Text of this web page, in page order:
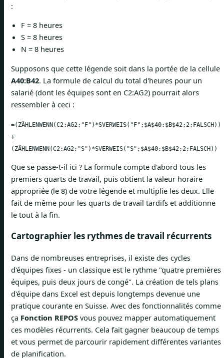
:
F = 8 heures
S = 8 heures
N = 8 heures
Supposons que cette légende soit dans la portée de la cellule
A40:B42. La formule de calcul du total d'heures pour un
salarié (dont les équipes sont en C2:AG2) pourrait alors
ressembler à ceci :
=(ZÄHLENWENN(C2:AG2;"F")*SVERWEIS("F";$A$40:$B$42;2;FALSCH))
+
(ZÄHLENWENN(C2:AG2;"S")*SVERWEIS("S";$A$40:$B$42;2;FALSCH))
Que se passe-t-il ici ? La formule compte d'abord tous les
premiers quarts de travail, puis obtient la valeur horaire
appropriée (le 8) de votre légende et multiplie les deux. Elle
fait de même pour les quarts de travail tardifs et additionne
le tout à la fin.
Cartographier les rythmes de travail récurrents
Dans de nombreuses entreprises, il existe des cycles
d'équipes fixes - un classique est le rythme "quatre premières
équipes, puis deux jours de congé". La création de tels plans
d'équipe dans Excel est depuis longtemps devenue une
pratique courante en Suisse. Avec des fonctionnalités comme
ça Fonction REPOS vous pouvez mapper automatiquement
ces modèles récurrents. Cela fait gagner beaucoup de temps
et vous permet de parcourir rapidement différentes variantes
de planification.